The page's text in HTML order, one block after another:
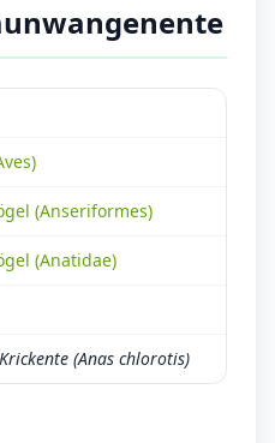
(Anseriformes)
(Anatidae)
(Anas chlorotis)